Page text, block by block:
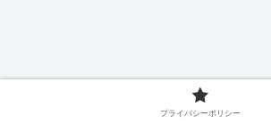
プライバシーポリシー